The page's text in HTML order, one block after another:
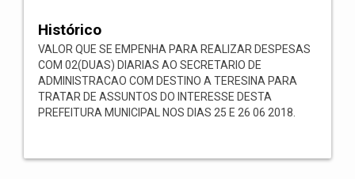
Histórico
VALOR QUE SE EMPENHA PARA REALIZAR DESPESAS
COM 02(DUAS) DIARIAS AO SECRETARIO DE
ADMINISTRACAO COM DESTINO A TERESINA PARA
TRATAR DE ASSUNTOS DO INTERESSE DESTA
PREFEITURA MUNICIPAL NOS DIAS 25 E 26 06 2018.